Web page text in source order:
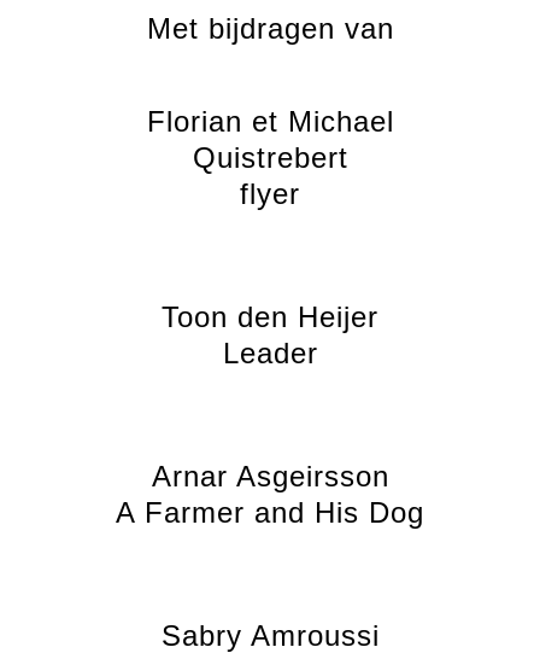
Met bijdragen van
Florian et Michael
Quistrebert
flyer
Toon den Heijer
Leader
Arnar Asgeirsson
A Farmer and His Dog
Sabry Amroussi